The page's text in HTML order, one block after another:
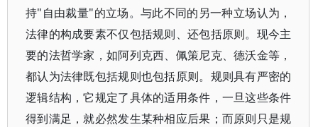
持"自由裁量"的立场。与此不同的另一种立场认为，
法律的构成要素不仅包括规则、还包括原则。现今主
要的法哲学家，如阿列克西、佩策尼克、德沃金等，
都认为法律既包括规则也包括原则。规则具有严密的
逻辑结构，它规定了具体的适用条件，一旦这些条件
得到满足，就必然发生某种相应后果；而原则只是规